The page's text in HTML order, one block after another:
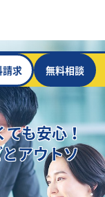
請求 無料相談
ても安心！
アウトソ